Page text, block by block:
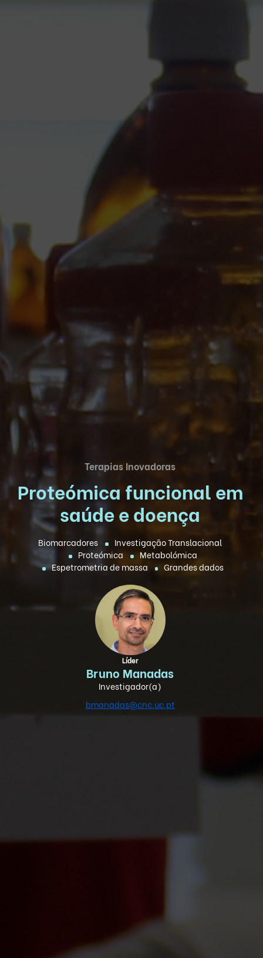
Terapias Inovadoras
Proteómica funcional em
saúde e doença
Biomarcadores
Investigação Translacional
Proteómica
Metabolómica
Espetrometria de massa
Grandes dados
Líder
Bruno Manadas
Investigador(a)
bmanadas@cnc.uc.pt